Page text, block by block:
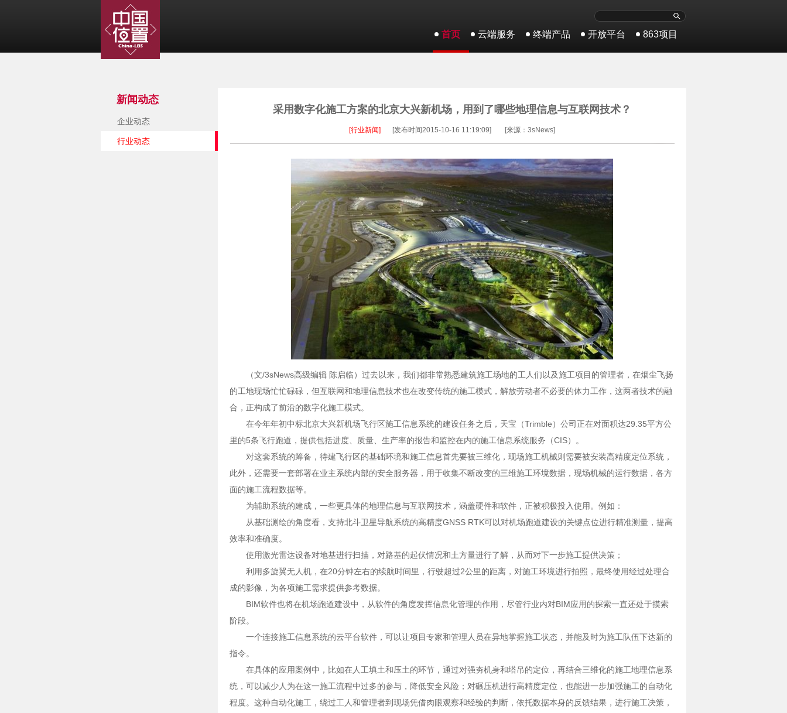
首页 云端服务 终端产品 开放平台 863项目
新闻动态
企业动态
行业动态
采用数字化施工方案的北京大兴新机场，用到了哪些地理信息与互联网技术？
[行业新闻] [发布时间2015-10-16 11:19:09] [来源：3sNews]
（文/3sNews高级编辑 陈启临）过去以来，我们都非常熟悉建筑施工场地的工人们以及施工项目的管理者，在烟尘飞扬
的工地现场忙忙碌碌，但互联网和地理信息技术也在改变传统的施工模式，解放劳动者不必要的体力工作，这两者技术的融
合，正构成了前沿的数字化施工模式。
在今年年初中标北京大兴新机场飞行区施工信息系统的建设任务之后，天宝（Trimble）公司正在对面积达29.35平方公
里的5条飞行跑道，提供包括进度、质量、生产率的报告和监控在内的施工信息系统服务（CIS）。
对这套系统的筹备，待建飞行区的基础环境和施工信息首先要被三维化，现场施工机械则需要被安装高精度定位系统，
此外，还需要一套部署在业主系统内部的安全服务器，用于收集不断改变的三维施工环境数据，现场机械的运行数据，各方
面的施工流程数据等。
为辅助系统的建成，一些更具体的地理信息与互联网技术，涵盖硬件和软件，正被积极投入使用。例如：
从基础测绘的角度看，支持北斗卫星导航系统的高精度GNSS RTK可以对机场跑道建设的关键点位进行精准测量，提高
效率和准确度。
使用激光雷达设备对地基进行扫描，对路基的起伏情况和土方量进行了解，从而对下一步施工提供决策；
利用多旋翼无人机，在20分钟左右的续航时间里，行驶超过2公里的距离，对施工环境进行拍照，最终使用经过处理合
成的影像，为各项施工需求提供参考数据。
BIM软件也将在机场跑道建设中，从软件的角度发挥信息化管理的作用，尽管行业内对BIM应用的探索一直还处于摸索
阶段。
一个连接施工信息系统的云平台软件，可以让项目专家和管理人员在异地掌握施工状态，并能及时为施工队伍下达新的
指令。
在具体的应用案例中，比如在人工填土和压土的环节，通过对强夯机身和塔吊的定位，再结合三维化的施工地理信息系
统，可以减少人为在这一施工流程中过多的参与，降低安全风险；对碾压机进行高精度定位，也能进一步加强施工的自动化
程度。这种自动化施工，绕过工人和管理者到现场凭借肉眼观察和经验的判断，依托数据本身的反馈结果，进行施工决策，